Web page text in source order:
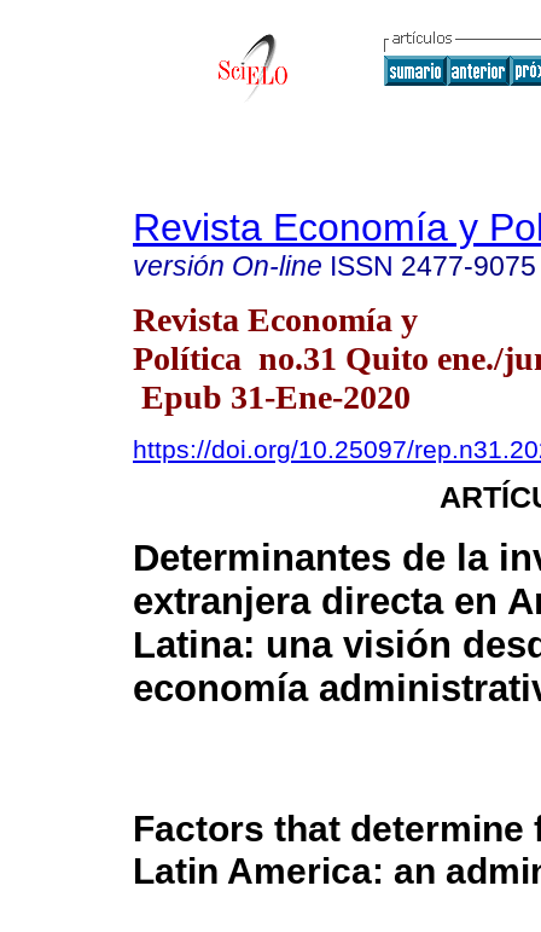
Revista Economía y
versión On-line ISSN 2477-9075
Revista Economía y
Política no.31 Quito ene./
Epub 31-Ene-2020
https://doi.org/10.25097/
Determinantes de la
extranjera directa en
Latina: una visión
economía
Factors that
Latin America: an